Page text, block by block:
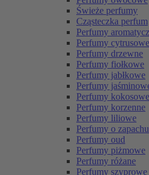
Świeże perfumy
Cząsteczka perfum
Perfumy
Perfumy cytrusowe
Perfumy drzewne
Perfumy fiołkowe
Perfumy jabłkowe
Perfumy
Perfumy kokosowe
Perfumy korzenne
Perfumy liliowe
Perfumy o
Perfumy oud
Perfumy piżmowe
Perfumy różane
Perfumy szyprowe